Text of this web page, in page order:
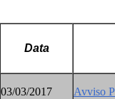
Data
03/03/2017 Avviso